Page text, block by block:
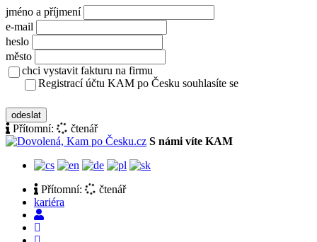
jméno a příjmení
e-mail
heslo
město
chci vystavit fakturu na firmu
Registrací účtu KAM po Česku souhlasíte se
odeslat
Přítomní:
čtenář
S námi víte KAM
Přítomní:
čtenář
kariéra